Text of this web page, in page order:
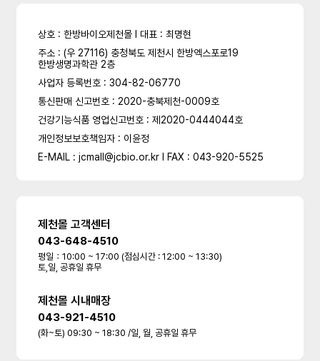
상호 : 한방바이오제천몰 l 대표 : 최명현
주소 : (우 27116) 충청북도 제천시 한방엑스포로19
한방생명과학관 2층
사업자 등록번호 : 304-82-06770
통신판매 신고번호 : 2020-충북제천-0009호
건강기능식품 영업신고번호 : 제2020-0444044호
개인정보보호책임자 : 이윤정
E-MAIL : jcmall@jcbio.or.kr l FAX : 043-920-5525
제천몰 고객센터
043-648-4510
평일：10:00 ~ 17:00 (점심시간 : 12:00 ~ 13:30)
토,일, 공휴일 휴무
제천몰 시내매장
043-921-4510
(화~토) 09:30 ~ 18:30 /일, 월, 공휴일 휴무